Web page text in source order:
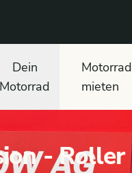
Dein
Motorrad
Motorrad
mieten
- Roller